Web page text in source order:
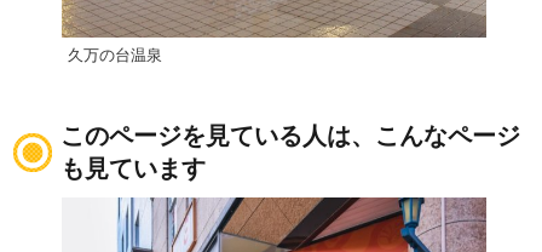
久万の台温泉
このページを見ている人は、こんなページ
も見ています